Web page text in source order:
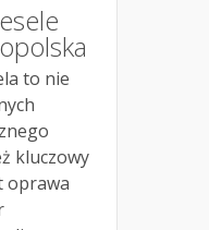
to nie
kluczowy
oprawa